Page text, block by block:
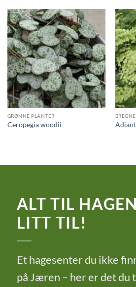
GRØNNE PLANTER
Ceropegia woodii
ALT TIL
LITT TIL!
Et hagesenter du ikke
på Jæren – her er det du